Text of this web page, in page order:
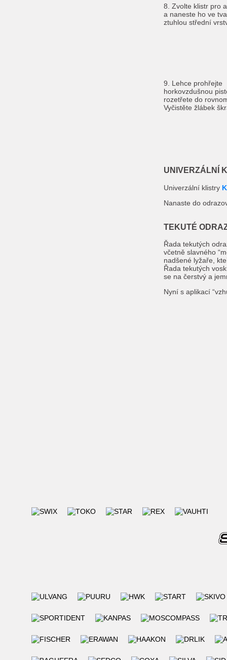
8. Zvolte klistr pro
a naneste ho ve
ztuhlou střední
9. Lehce prohřejte
horkovzdušnou
rozetřete do
Vyčistěte žlábek
UNIVERZÁLNÍ
Univerzální klistry
Nanaste do
TEKUTÉ
Řada tekutých
včetně slavného
nadšené lyžaře,
Řada tekutých
se na čerstvý a
Nyní s aplikací